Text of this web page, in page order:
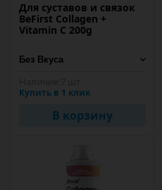
Для суставов и связок
BeFirst Collagen +
Vitamin C 200g
Купить в 1 клик
В корзину